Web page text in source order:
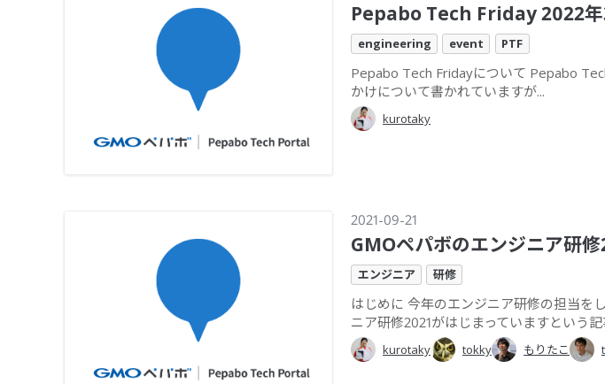
Pepabo Tech Friday 2022年
engineering event PTF
Pepabo Tech Fridayについて Pepabo
かけについて書かれていますが...
kurotaky
2021-09-21
GMOペパボのエンジニア研
エンジニア 研修
はじめに 今年のエンジニア研修の担当を
ニア研修2021がはじまっていますという記
kurotaky tokky もりたこ